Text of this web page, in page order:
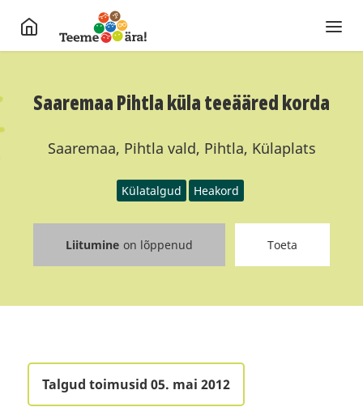
Saaremaa Pihtla küla teeääred korda
Saaremaa, Pihtla vald, Pihtla, Külaplats
Külatalgud Heakord
Liitumine on lõppenud Toeta
Talgud toimusid 05. mai 2012